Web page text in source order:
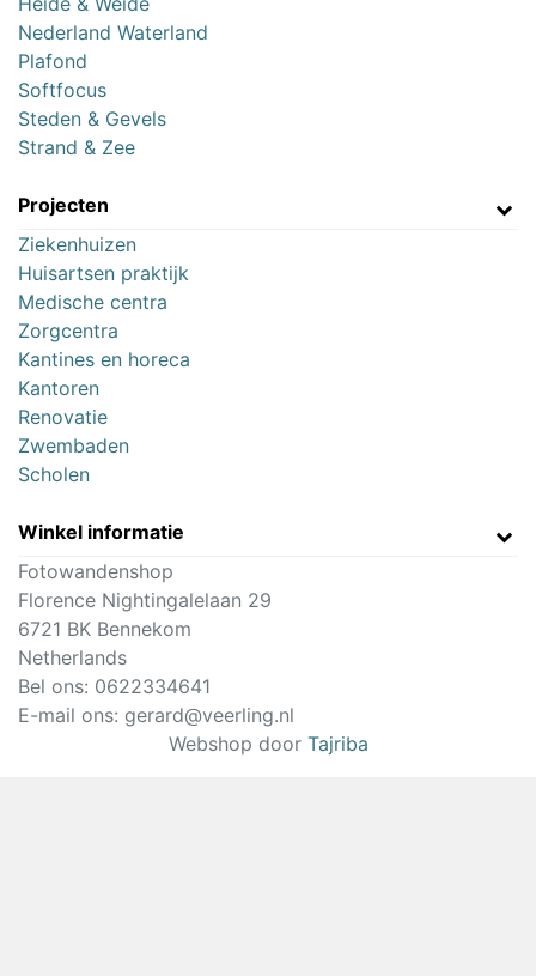
Nederland Waterland
Plafond
Softfocus
Steden & Gevels
Strand & Zee
Projecten
Ziekenhuizen
Huisartsen praktijk
Medische centra
Zorgcentra
Kantines en horeca
Kantoren
Renovatie
Zwembaden
Scholen
Winkel informatie
Fotowandenshop
Florence Nightingalelaan 29
6721 BK Bennekom
Netherlands
Bel ons: 0622334641
E-mail ons: gerard@veerling.nl
Webshop door Tajriba